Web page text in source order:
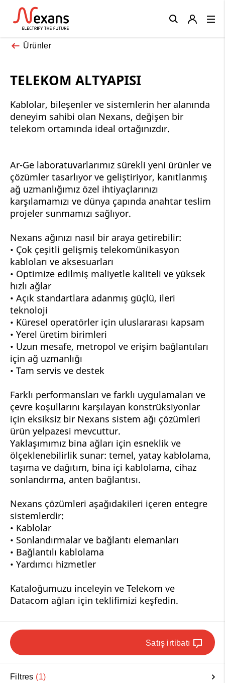
Ürünler
TELEKOM ALTYAPISI
Kablolar, bileşenler ve sistemlerin her alanında
deneyim sahibi olan Nexans, değişen bir
telekom ortamında ideal ortağınızdır.
Ar-Ge laboratuvarlarımız sürekli yeni ürünler ve
çözümler tasarlıyor ve geliştiriyor, kanıtlanmış
ağ uzmanlığımız özel ihtiyaçlarınızı
karşılamamızı ve dünya çapında anahtar teslim
projeler sunmamızı sağlıyor.
Nexans ağınızı nasıl bir araya getirebilir:
• Çok çeşitli gelişmiş telekomünikasyon
kabloları ve aksesuarları
• Optimize edilmiş maliyetle kaliteli ve yüksek
hızlı ağlar
• Açık standartlara adanmış güçlü, ileri
teknoloji
• Küresel operatörler için uluslararası kapsam
• Yerel üretim birimleri
• Uzun mesafe, metropol ve erişim bağlantıları
için ağ uzmanlığı
• Tam servis ve destek
Farklı performansları ve farklı uygulamaları ve
çevre koşullarını karşılayan konstrüksiyonlar
için eksiksiz bir Nexans sistem ağı çözümleri
ürün yelpazesi mevcuttur.
Yaklaşımımız bina ağları için esneklik ve
ölçeklenebilirlik sunar: temel, yatay kablolama,
taşıma ve dağıtım, bina içi kablolama, cihaz
sonlandırma, anten bağlantısı.
Nexans çözümleri aşağıdakileri içeren entegre
sistemlerdir:
• Kablolar
• Sonlandırmalar ve bağlantı elemanları
• Bağlantılı kablolama
• Yardımcı hizmetler
Kataloğumuzu inceleyin ve Telekom ve
Datacom ağları için teklifimizi keşfedin.
Satış irtibatı
Filtres 1
Close